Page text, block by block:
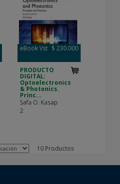
eBook Vst $ 230.000
PRODUCTO
DIGITAL:
Optoelectronics
& Photonics.
Princ...
Safa O. Kasap
2
10 Productos